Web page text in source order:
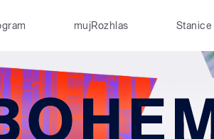
mujRozhlas Stanice